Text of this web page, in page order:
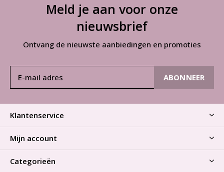
Meld je aan voor onze
nieuwsbrief
Ontvang de nieuwste aanbiedingen en promoties
ABONNEER
Klantenservice
Mijn account
Categorieën